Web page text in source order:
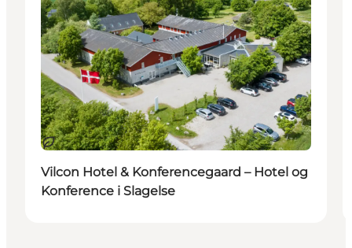
Bæredygtige oplevelser
Vilcon Hotel & Konferencegaard – Hotel og
Konference i Slagelse